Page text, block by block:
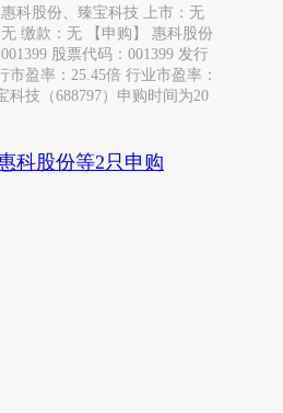
惠科股份、臻宝科技 上市：无
缴款：无 【申购】 惠科股份
股票代码：001399 发行
市盈率：25.45倍 行业市盈率：
科技（688797）申购时间为20
科股份等2只申购